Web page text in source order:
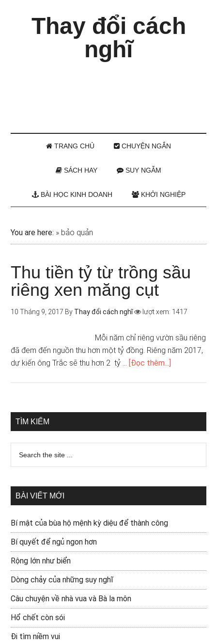
Thay đổi cách
nghĩ
TRANG CHỦ CHUYỆN NGẮN
SÁCH HAY SUY NGẪM
BÀI HỌC KINH DOANH KHỞI NGHIỆP
You are here: » bảo quản
Thu tiền tỷ từ trồng sầu
riêng xen măng cụt
10 Tháng 9, 2017 By Thay đổi cách nghĩ lượt xem: 1417
Mỗi năm chỉ riêng vườn sầu riêng
đã đem đến nguồn thu hơn một tỷ đồng. Riêng năm 2017,
dự kiến ông Trắc sẽ thu hơn 2 tỷ … [Đọc thêm...]
TÌM KIẾM
BÀI VIẾT MỚI
Bí mật của bùa hộ mệnh kỳ diệu để thành công
Bí quyết để ngủ ngon hơn
Rộng lớn như biển
Dòng chảy của những suy nghĩ
Câu chuyện về nhà vua và Bà la môn
Hổ chết còn sói
Đi tìm niềm vui